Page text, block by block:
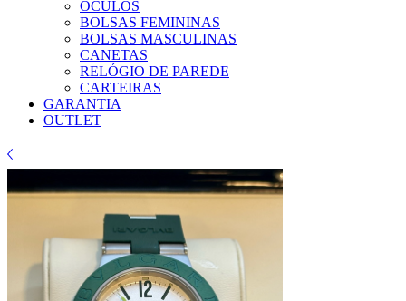
ÓCULOS
BOLSAS FEMININAS
BOLSAS MASCULINAS
CANETAS
RELÓGIO DE PAREDE
CARTEIRAS
GARANTIA
OUTLET